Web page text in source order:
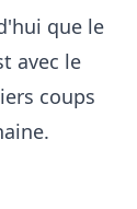
que le
avec le
coups